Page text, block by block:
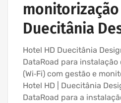
monitorização
Duecitânia
Hotel HD Duecitânia
DataRoad para instalação
(Wi‑Fi) com gestão e
Hotel HD | Duecitânia
DataRoad para a